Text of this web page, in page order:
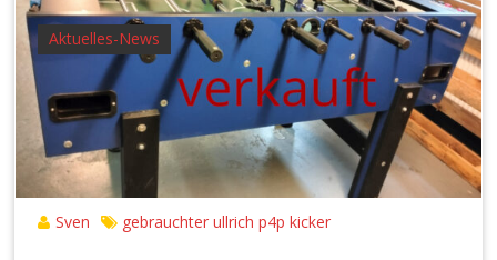
Aktuelles-News
Sven gebrauchter ullrich p4p kicker